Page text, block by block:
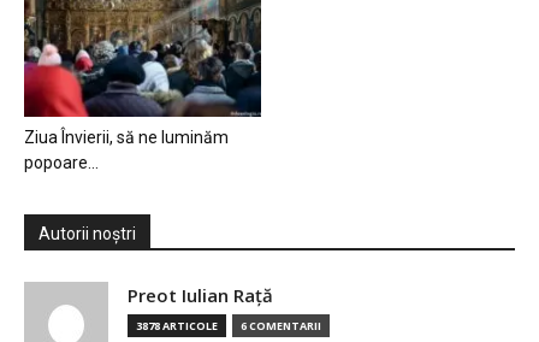
Ziua Învierii, să ne luminăm
popoare…
Autorii noștri
Preot Iulian Raţă
3878 ARTICOLE 6 COMENTARII